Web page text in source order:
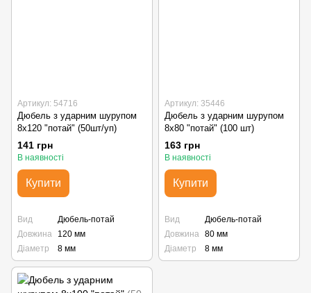
Артикул: 54716
Дюбель з ударним шурупом
8х120 "потай" (50шт/уп)
141 грн
В наявності
Купити
Вид
Дюбель-потай
Довжина
120 мм
Діаметр
8 мм
Артикул: 35446
Дюбель з ударним шурупом
8х80 "потай" (100 шт)
163 грн
В наявності
Купити
Вид
Дюбель-потай
Довжина 80 мм
Діаметр
8 мм